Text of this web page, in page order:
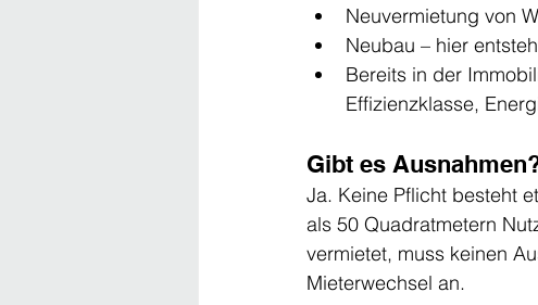
Neuvermietung von
Neubau – hier
Bereits in der
Effizienzklasse,
Gibt es
Ja. Keine Pflicht besteht
als 50 Quadratmetern
vermietet, muss keinen
Mieterwechsel an.